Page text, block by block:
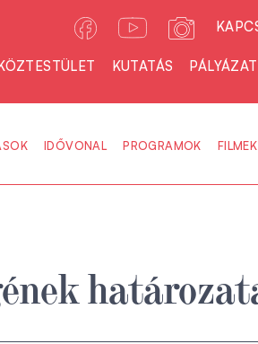
KUTATÁS
IDŐVONAL PROGRAMOK FILMEK